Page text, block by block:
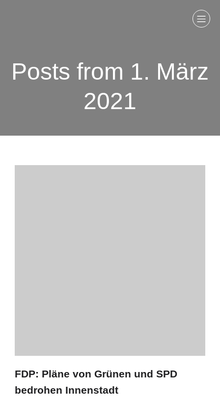
Posts from 1. März
2021
FDP: Pläne von Grünen und SPD
bedrohen Innenstadt